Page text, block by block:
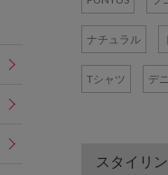
ナチュラル
Tシャツ デ
スタイリ